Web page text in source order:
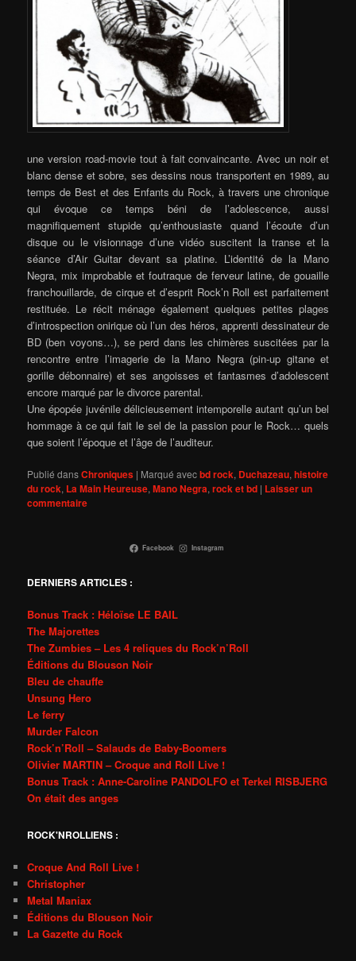
une version road-movie tout à fait convaincante. Avec un noir et
blanc dense et sobre, ses dessins nous transportent en 1989, au
temps de Best et des Enfants du Rock, à travers une chronique
qui évoque ce temps béni de l’adolescence, aussi
magnifiquement stupide qu’enthousiaste quand l’écoute d’un
disque ou le visionnage d’une vidéo suscitent la transe et la
séance d’Air Guitar devant sa platine. L’identité de la Mano
Negra, mix improbable et foutraque de ferveur latine, de gouaille
franchouillarde, de cirque et d’esprit Rock’n Roll est parfaitement
restituée. Le récit ménage également quelques petites plages
d’introspection onirique où l’un des héros, apprenti dessinateur de
BD (ben voyons…), se perd dans les chimères suscitées par la
rencontre entre l’imagerie de la Mano Negra (pin-up gitane et
gorille débonnaire) et ses angoisses et fantasmes d’adolescent
encore marqué par le divorce parental.
Une épopée juvénile délicieusement intemporelle autant qu’un bel
hommage à ce qui fait le sel de la passion pour le Rock… quels
que soient l’époque et l’âge de l’auditeur.
Publié dansChroniques | Marqué avecbd rock, Duchazeau,histoire
du rock, La Main Heureuse,Mano Negra,rock et bd | Laisser un
commentaire
Facebook Instagram
DERNIERS ARTICLES :
Bonus Track : Héloïse LE BAIL
The Majorettes
The Zumbies – Les 4 reliques du Rock’n’Roll
Éditions du Blouson Noir
Bleu de chauffe
Unsung Hero
Le ferry
Murder Falcon
Rock’n’Roll – Salauds de Baby-Boomers
Olivier MARTIN – Croque and Roll Live !
Bonus Track : Anne-Caroline PANDOLFO et Terkel RISBJERG
On était des anges
ROCK'NROLLIENS :
Croque And Roll Live !
Christopher
Metal Maniax
Éditions du Blouson Noir
La Gazette du Rock